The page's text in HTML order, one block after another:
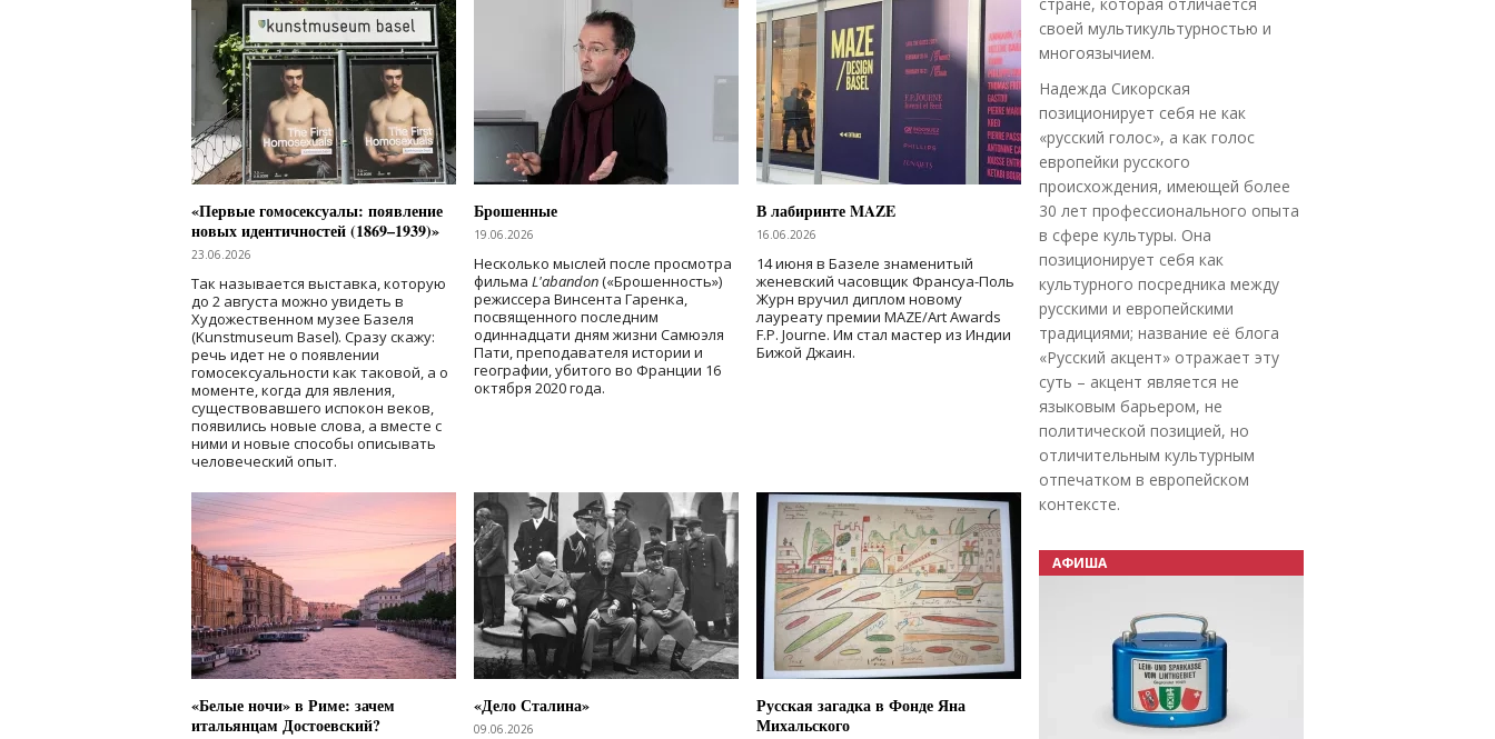
«Первые гомосексуалы: появление
новых идентичностей (1869–1939)»
23.06.2026
Так называется выставка, которую
до 2 августа можно увидеть в
Художественном музее Базеля
(Kunstmuseum Basel). Сразу скажу:
речь идет не о появлении
гомосексуальности как таковой, а о
моменте, когда для явления,
существовавшего испокон веков,
появились новые слова, а вместе с
ними и новые способы описывать
человеческий опыт.
Брошенные
19.06.2026
Несколько мыслей после просмотра
фильма L'abandon(«Брошенность»)
режиссера Винсента Гаренка,
посвященного последним
одиннадцати дням жизни Самюэля
Пати, преподавателя истории и
географии, убитого во Франции 16
октября 2020 года.
В лабиринте MAZE
16.06.2026
14 июня в Базеле знаменитый
женевский часовщик Франсуа-Поль
Журн вручил диплом новому
лауреату премии MAZE/Art Awards
F.P. Journe. Им стал мастер из Индии
Бижой Джаин.
«Белые ночи» в Риме: зачем
итальянцам Достоевский?
«Дело Сталина»
09.06.2026
Русская загадка в Фонде Яна
Михальского
своей мультикультурностью и
многоязычием.
Надежда Сикорская
позиционирует себя не как
«русский голос», а как голос
европейки русского
происхождения, имеющей более
30 лет профессионального опыта
в сфере культуры. Она
позиционирует себя как
культурного посредника между
русскими и европейскими
традициями; название её блога
«Русский акцент» отражает эту
суть – акцент является не
языковым барьером, не
политической позицией, но
отличительным культурным
отпечатком в европейском
контексте.
АФИША